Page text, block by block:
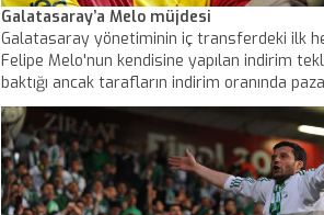
Galatasaray’a Melo müjdesi
Galatasaray yönetiminin iç transferdeki ilk
Felipe Melo'nun kendisine yapılan indirim
baktığı ancak tarafların indirim oranında
yaptığı ortaya çıktı..